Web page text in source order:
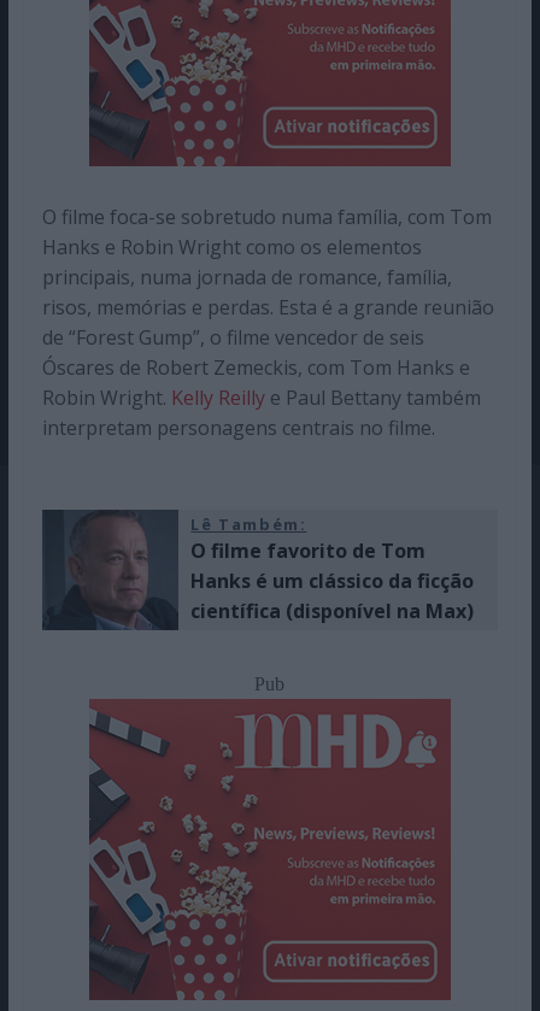
O filme foca-se sobretudo numa família, com Tom
Hanks e Robin Wright como os elementos
principais, numa jornada de romance, família,
risos, memórias e perdas. Esta é a grande reunião
de “Forest Gump”, o filme vencedor de seis
Óscares de Robert Zemeckis, com Tom Hanks e
Robin Wright. Kelly Reillye Paul Bettany também
interpretam personagens centrais no filme.
Lê Também:
O filme favorito de Tom
Hanks é um clássico da ficção
científica (disponível na Max)
Pub